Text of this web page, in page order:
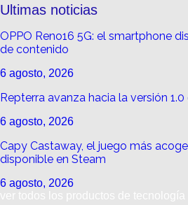
Ultimas noticias
OPPO Reno16 5G: el smartphone
de contenido
6 agosto, 2026
Repterra avanza hacia la versión
6 agosto, 2026
Capy Castaway, el juego más
disponible en Steam
6 agosto, 2026
ver todos los productos de tecnología